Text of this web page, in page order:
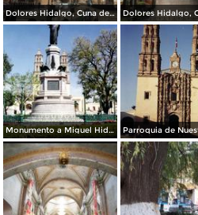
Dolores Hidalgo, Cuna de la Independencia Nacional.
Monumento a Miguel Hidalgo y al fondo la parroquia de Dolores Hidalgo, Gto. 2000